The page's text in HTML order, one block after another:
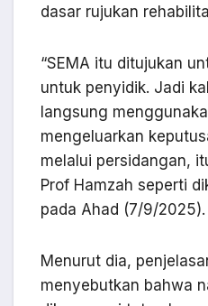
dasar rujukan
“SEMA itu ditujukan
untuk penyidik. Jadi
langsung
mengeluarkan
melalui persidangan,
Prof Hamzah seperti
pada Ahad (7/9/2025).
Menurut dia,
menyebutkan bahwa